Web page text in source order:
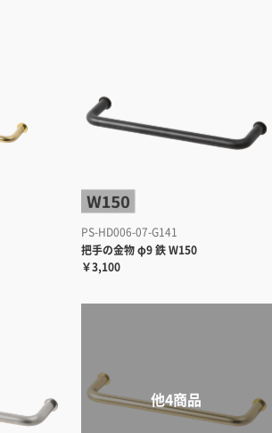
PS-HD006-07-G141
把手の金物 φ9 鉄 W150
￥3,100